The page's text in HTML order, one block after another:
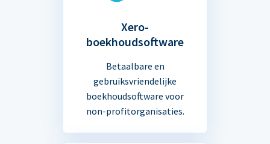
Xero-
boekhoudsoftware
Betaalbare en
gebruiksvriendelijke
boekhoudsoftware voor
non-profitorganisaties.